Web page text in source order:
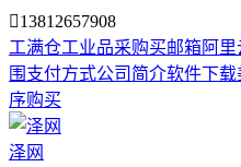
13812657908
工满仓工业品采购买邮箱阿
围 支付方式公司简介软件下载
序购买
泽网